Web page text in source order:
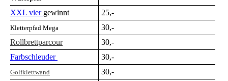
XXL vier gewinnt 25,-
Kletterpfad Mega
30,-
Rollbrettparcour
30,-
Farbschleuder
30,-
Golfklettwand 30,-